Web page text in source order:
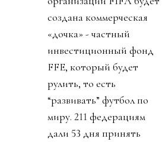
создана коммерческая
«дочка» - частный
инвестиционный фонд
FFE, который будет
рулить, то есть
“развивать” футбол по
миру. 211 федерациям
дали 53 дня принять